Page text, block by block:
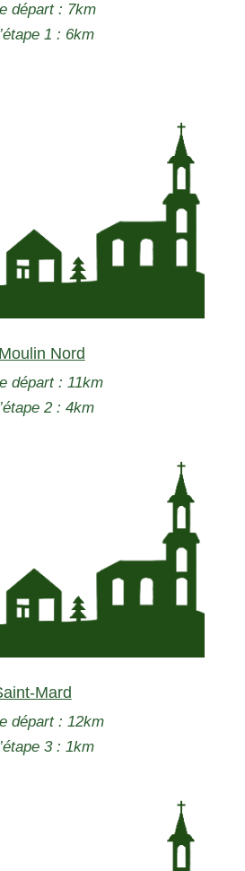
départ : 7km
1 : 6km
Nord
départ : 11km
2 : 4km
Mard
départ : 12km
3 : 1km